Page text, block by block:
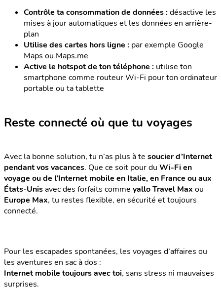
Contrôle ta consommation de données : désactive les
mises à jour automatiques et les données en arrière-
plan
Utilise des cartes hors ligne : par exemple Google
Maps ou Maps.me
Active le hotspot de ton téléphone : utilise ton
smartphone comme routeur Wi-Fi pour ton ordinateur
portable ou ta tablette
Reste connecté où que tu voyages
Avec la bonne solution, tu n’as plus à te soucierd’Internet
pendant vos vacances. Que ce soit pour du Wi-Fi en
voyage ou de l’Internet mobile en Italie, en France ou aux
États-Unisavec des forfaits comme yallo Travel Max ou
Europe Max, tu restes flexible, en sécurité et toujours
connecté.
Pour les escapades spontanées, les voyages d’affaires ou
les aventures en sac à dos :
Internet mobile toujours avec toi, sans stress ni mauvaises
surprises.